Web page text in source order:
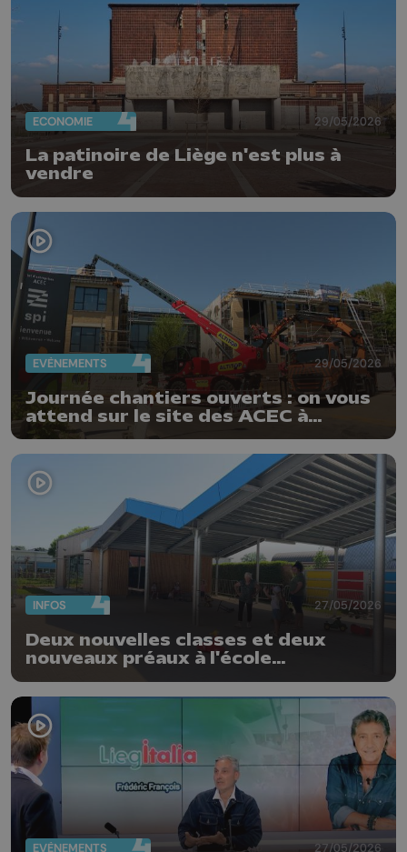
ECONOMIE 29/05/2026
La patinoire de Liège n'est plus à
vendre
EVÈNEMENTS 29/05/2026
Journée chantiers ouverts : on vous
attend sur le site des ACEC à
Herstal
INFOS 27/05/2026
Deux nouvelles classes et deux
nouveaux préaux à l'école
EVÈNEMENTS 27/05/2026